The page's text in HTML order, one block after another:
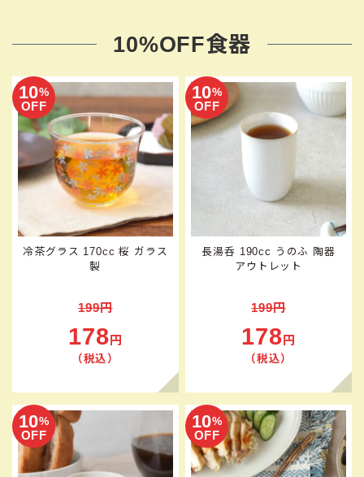
10%OFF食器
10%
OFF
冷茶グラス 170cc 桜 ガラス
製
199円
178 円
（税込）
10%
OFF
長湯呑 190cc うのふ 陶器
アウトレット
199円
178 円
（税込）
10%
OFF
10%
OFF